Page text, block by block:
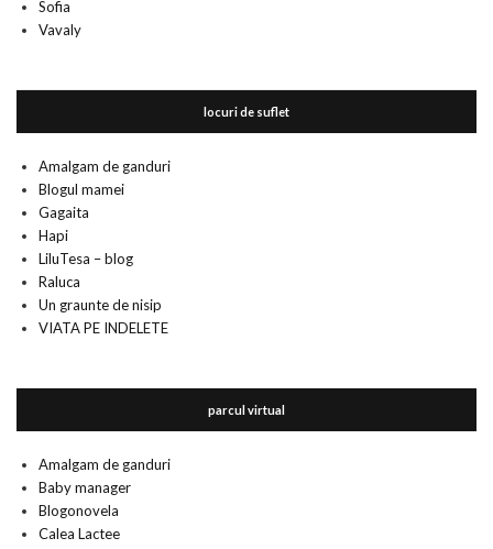
Sofia
Vavaly
locuri de suflet
Amalgam de ganduri
Blogul mamei
Gagaita
Hapi
LiluTesa – blog
Raluca
Un graunte de nisip
VIATA PE INDELETE
parcul virtual
Amalgam de ganduri
Baby manager
Blogonovela
Calea Lactee